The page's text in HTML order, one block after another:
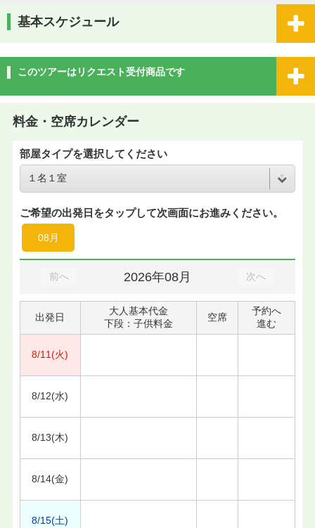
基本スケジュール
このツアーはリクエスト受付商品です
料金・空席カレンダー
部屋タイプを選択してください
ご希望の出発日をタップして次画面にお進みください。
08月
前へ 2026年08月 次へ
出発日
大人基本代金
下段：子供料金
空席
予約へ
進む
8/11(火)
8/12(水)
8/13(木)
8/14(金)
8/15(土)